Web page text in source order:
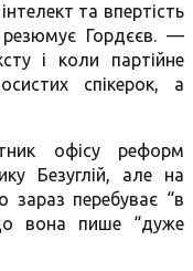
та впертість
Гордєєв. —
і коли партійне
спікерок, а
офісу реформ
Безуглій, але на
зараз перебуває “в
вона пише “дуже